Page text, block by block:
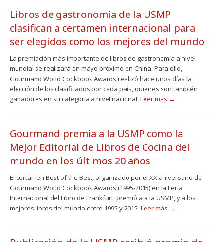
Libros de gastronomía de la USMP
clasifican a certamen internacional para
ser elegidos como los mejores del mundo
La premiación más importante de libros de gastronomía a nivel
mundial se realizará en mayo próximo en China. Para ello,
Gourmand World Cookbook Awards realizó hace unos días la
elección de los clasificados por cada país, quienes son también
ganadores en su categoría a nivel nacional. Leer más →
Gourmand premia a la USMP como la
Mejor Editorial de Libros de Cocina del
mundo en los últimos 20 años
El certamen Best of the Best, organizado por el XX aniversario de
Gourmand World Cookbook Awards (1995-2015) en la Feria
Internacional del Libro de Frankfurt, premió a a la USMP, y a los
mejores libros del mundo entre 1995 y 2015. Leer más →